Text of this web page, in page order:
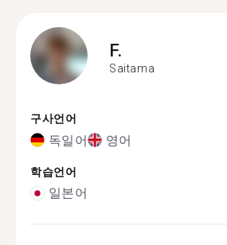
F.
Saitama
구사언어
독일어 영어
학습언어
일본어